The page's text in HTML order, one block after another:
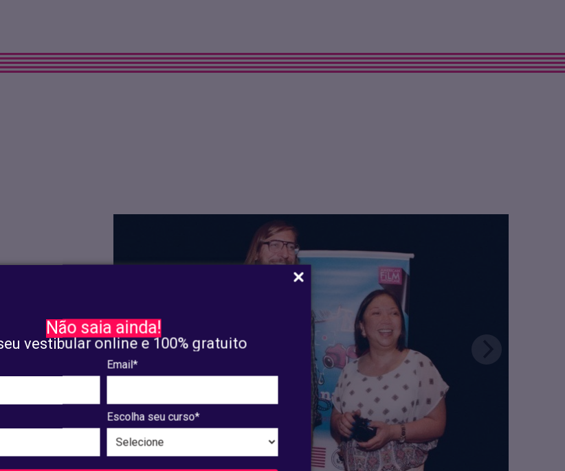
Não saia ainda!
vestibular online e 100% gratuito
Email*
Escolha seu curso*
cumulativa
e
por